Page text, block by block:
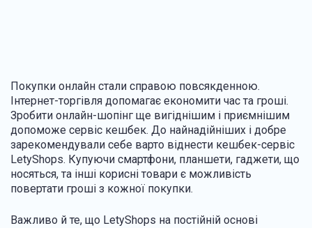
Покупки онлайн стали справою повсякденною.
Інтернет-торгівля допомагає економити час та гроші.
Зробити онлайн-шопінг ще вигіднішим і приємнішим
допоможе сервіс кешбек. До найнадійніших і добре
зарекомендували себе варто віднести кешбек-сервіс
LetyShops. Купуючи смартфони, планшети, гаджети, що
носяться, та інші корисні товари є можливість
повертати гроші з кожної покупки.
Важливо й те, що LetyShops на постійній основі